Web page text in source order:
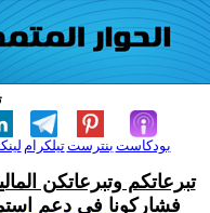
تيلكرامبنترست بودكاست
تبرعاتكم وتبرعاتكن
فشاركونا في دعم